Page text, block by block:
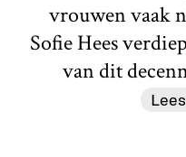
vrouwen vaak
Sofie Hees
van dit